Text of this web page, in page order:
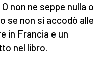
non ne seppe nulla o
se non si accodò alle
in Francia e un
nel libro.